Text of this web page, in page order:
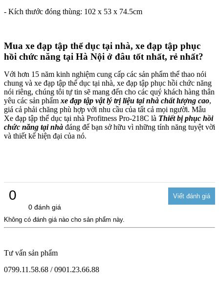
- Kích thước đóng thùng: 102 x 53 x 74.5cm
Mua xe đạp tập thể dục tại nhà, xe đạp tập phục
hồi chức năng tại Hà Nội ở đâu tốt nhất, rẻ nhất?
Với hơn 15 năm kinh nghiệm cung cấp các sản phẩm thể thao nói
chung và xe đạp tập thể dục tại nhà, xe đạp tập phục hồi chức năng
nói riêng, chúng tôi tự tin sẽ mang đến cho các quý khách hàng thân
yêu các sản phẩm xe đạp tập vật lý trị liệu tại nhà chất lượng cao,
giá cả phải chăng phù hợp với nhu cầu của tất cả mọi người. Mẫu
Xe đạp tập thể dục tại nhà Profitness Pro-218C là Thiết bị phục hồi
chức năng tại nhà đáng để bạn sở hữu vì những tính năng tuyệt vời
và thiết kế hiện đại của nó.
0
0 đánh giá
Không có đánh giá nào cho sản phẩm này.
Tư vấn sản phẩm
0799.11.58.68 / 0901.23.66.88